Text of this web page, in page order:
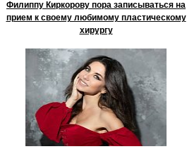
Филиппу Киркорову пора записываться на
прием к своему любимому пластическому
хирургу